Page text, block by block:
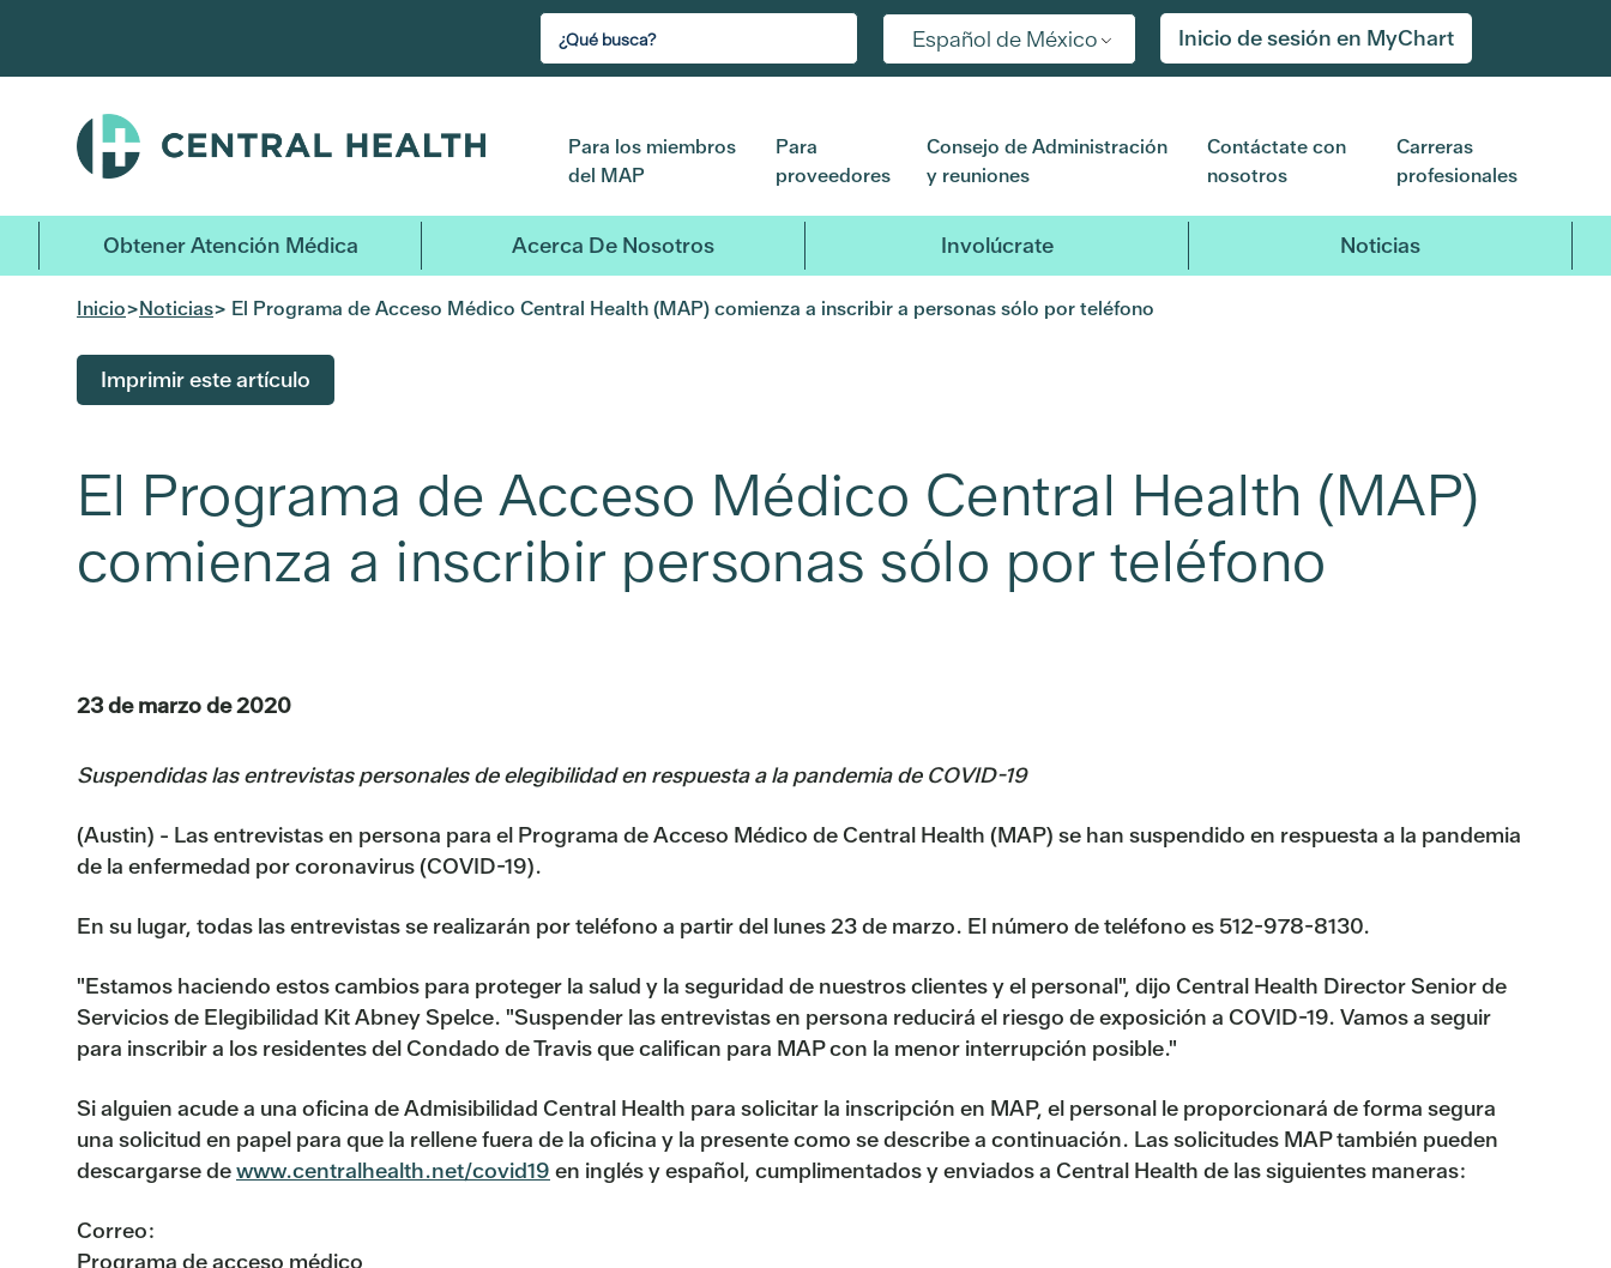
contenido
Español de México Inicio de sesión en MyChart
Para los miembros
del MAP
Para
proveedores
Consejo de Administración
y reuniones
Contáctate con
nosotros
Carreras
profesionales
Obtener Atención Médica Acerca De Nosotros Involúcrate Noticias
Inicio>Noticias> El Programa de Acceso Médico Central Health (MAP) comienza a inscribir a personas sólo por teléfono
Imprimir este artículo
El Programa de Acceso Médico Central Health (MAP)
comienza a inscribir personas sólo por teléfono
23 de marzo de 2020
Suspendidas las entrevistas personales de elegibilidad en respuesta a la pandemia de COVID-19
(Austin) - Las entrevistas en persona para el Programa de Acceso Médico de Central Health (MAP) se han suspendido en respuesta a la pandemia
de la enfermedad por coronavirus (COVID-19).
En su lugar, todas las entrevistas se realizarán por teléfono a partir del lunes 23 de marzo. El número de teléfono es 512-978-8130.
"Estamos haciendo estos cambios para proteger la salud y la seguridad de nuestros clientes y el personal", dijo Central Health Director Senior de
Servicios de Elegibilidad Kit Abney Spelce. "Suspender las entrevistas en persona reducirá el riesgo de exposición a COVID-19. Vamos a seguir
para inscribir a los residentes del Condado de Travis que califican para MAP con la menor interrupción posible."
Si alguien acude a una oficina de Admisibilidad Central Health para solicitar la inscripción en MAP, el personal le proporcionará de forma segura
una solicitud en papel para que la rellene fuera de la oficina y la presente como se describe a continuación. Las solicitudes MAP también pueden
descargarse dewww.centralhealth.net/covid19 en inglés y español, cumplimentados y enviados a Central Health de las siguientes maneras:
Correo:
Programa de acceso médico